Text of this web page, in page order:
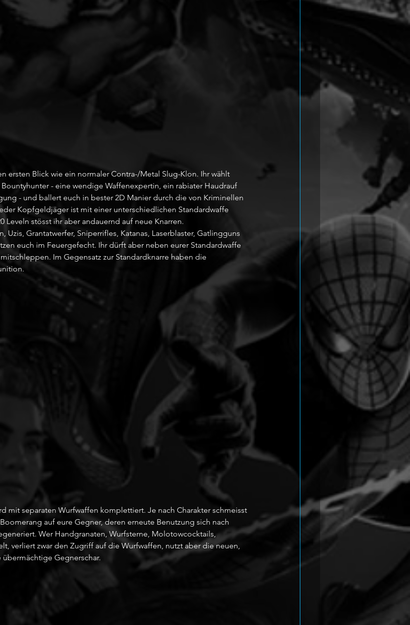
ersten Blick wie ein normaler Contra-/Metal Slug-Klon. Ihr wählt
- eine wendige Waffenexpertin, ein rabiater Haudrauf
- und ballert euch in bester 2D Manier durch die von Kriminellen
Kopfgeldjäger ist mit einer unterschiedlichen Standardwaffe
Leveln stösst ihr aber andauernd auf neue Knarren.
Grantatwerfer, Sniperrifles, Katanas, Laserblaster, Gatlingguns
euch im Feuergefecht. Ihr dürft aber neben eurer Standardwaffe
Im Gegensatz zur Standardknarre haben die
mit separaten Wurfwaffen komplettiert. Je nach Charakter schmeisst
auf eure Gegner, deren erneute Benutzung sich nach
Wer Handgranaten, Wurfsterne, Molotowcocktails,
verliert zwar den Zugriff auf die Wurfwaffen, nutzt aber die neuen,
Gegnerschar.